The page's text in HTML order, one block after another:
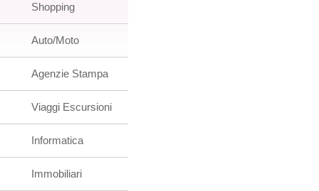
Shopping
Auto/Moto
Agenzie Stampa
Viaggi Escursioni
Informatica
Immobiliari